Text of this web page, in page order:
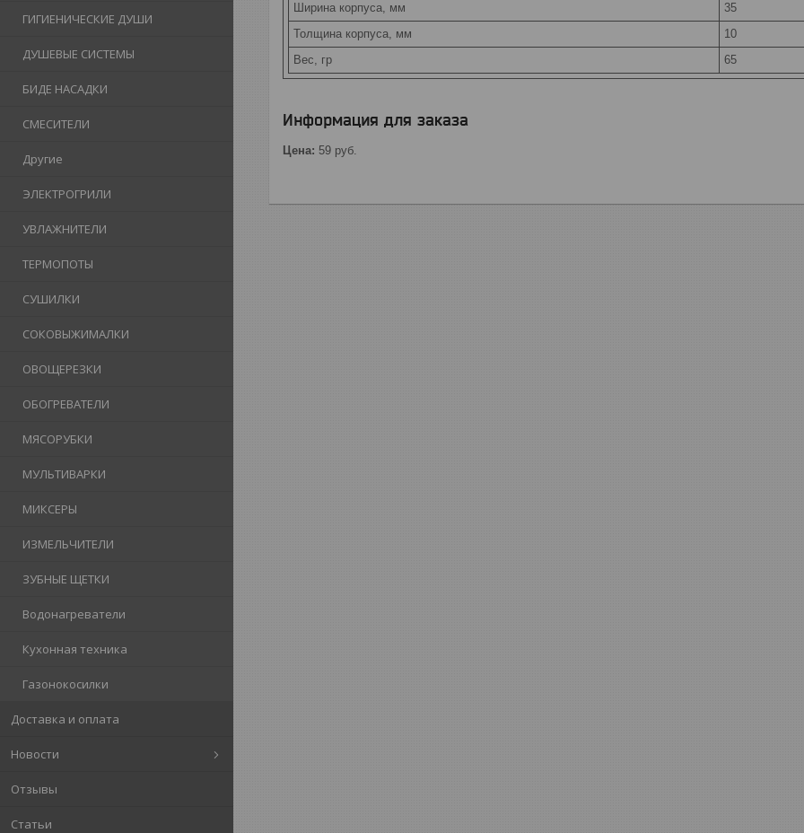
ГИГИЕНИЧЕСКИЕ ДУШИ
ДУШЕВЫЕ СИСТЕМЫ
БИДЕ НАСАДКИ
СМЕСИТЕЛИ
Другие
ЭЛЕКТРОГРИЛИ
УВЛАЖНИТЕЛИ
ТЕРМОПОТЫ
СУШИЛКИ
СОКОВЫЖИМАЛКИ
ОВОЩЕРЕЗКИ
ОБОГРЕВАТЕЛИ
МЯСОРУБКИ
МУЛЬТИВАРКИ
МИКСЕРЫ
ИЗМЕЛЬЧИТЕЛИ
ЗУБНЫЕ ЩЕТКИ
Водонагреватели
Кухонная техника
Газонокосилки
Доставка и оплата
Новости
Отзывы
Статьи
Ширина корпуса, мм
35
Толщина корпуса, мм
10
Вес, гр
65
Информация для заказа
Цена: 59 руб.